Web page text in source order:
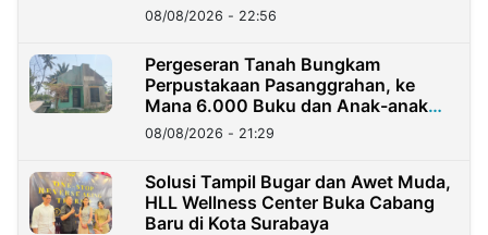
08/08/2026 - 22:56
Pergeseran Tanah Bungkam
Perpustakaan Pasanggrahan, ke
Mana 6.000 Buku dan Anak-anak
Kini?
08/08/2026 - 21:29
Solusi Tampil Bugar dan Awet Muda,
HLL Wellness Center Buka Cabang
Baru di Kota Surabaya